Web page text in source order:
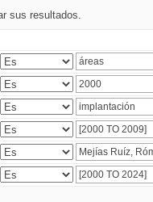
sus resultados.